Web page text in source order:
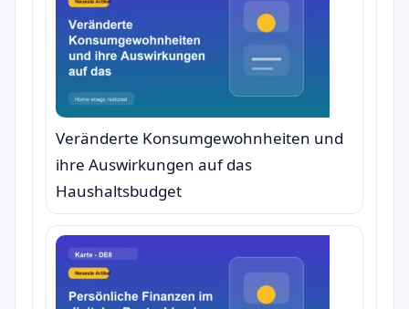
Veränderte Konsumgewohnheiten und
ihre Auswirkungen auf das
Haushaltsbudget